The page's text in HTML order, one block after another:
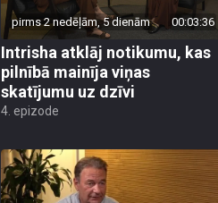
pirms 2 nedēļām, 5 dienām 00:03:36
Intrisha atklāj notikumu, kas
pilnībā mainīja viņas
skatījumu uz dzīvi
4. epizode